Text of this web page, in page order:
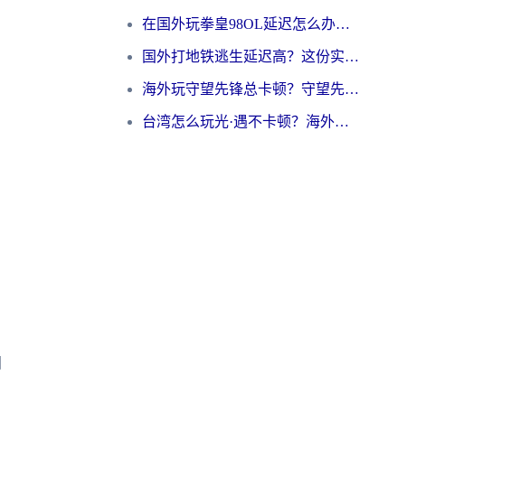
在国外玩拳皇98OL延迟怎么办？海外党亲测有效的低延迟指南
国外打地铁逃生延迟高？这份实测有效的低延迟指南帮你吃鸡
海外玩守望先锋总卡顿？守望先锋游戏加速器在哪里买&避坑指南（附欧洲非洲游戏实测）
台湾怎么玩光·遇不卡顿？海外党国服游戏加速终极攻略（附实测体验）